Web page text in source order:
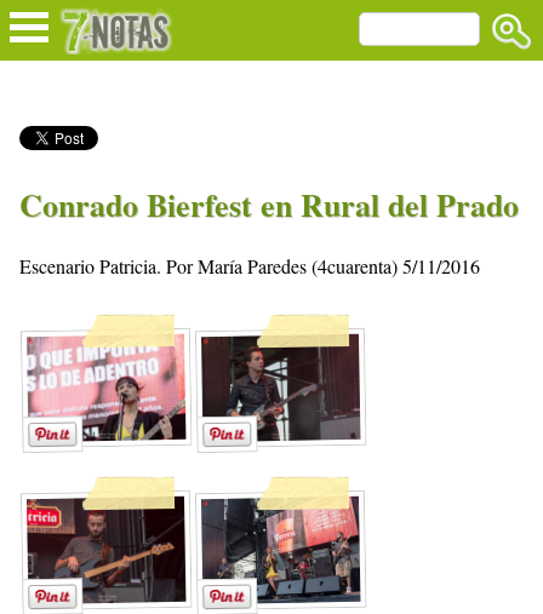
Conrado Bierfest en Rural del Prado
Escenario Patricia. Por María Paredes (4cuarenta) 5/11/2016